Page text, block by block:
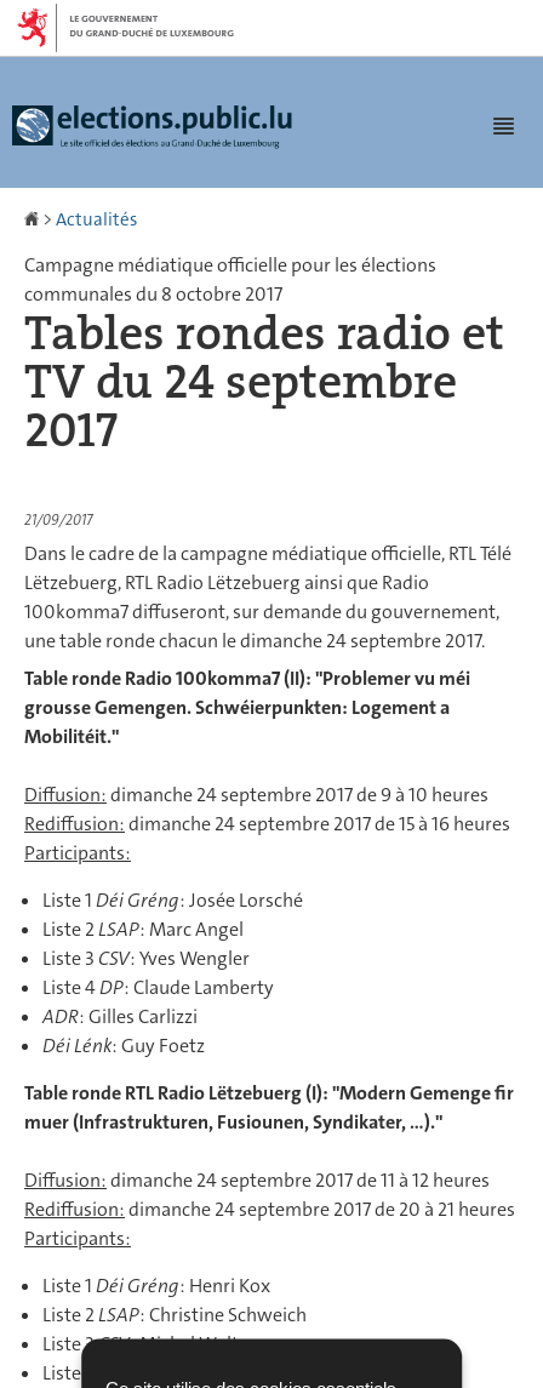
Aller
navigation
Aller
Accueil
> Actualités
Campagne médiatique officielle pour les élections
communales du 8 octobre 2017
Tables rondes radio et
TV du 24 septembre
2017
21/09/2017
Dans le cadre de la campagne médiatique officielle, RTL Télé
Lëtzebuerg, RTL Radio Lëtzebuerg ainsi que Radio
100komma7 diffuseront, sur demande du gouvernement,
une table ronde chacun le dimanche 24 septembre 2017.
Table ronde Radio 100komma7 (II): "Problemer vu méi
grousse Gemengen. Schwéierpunkten: Logement a
Mobilitéit."
Diffusion:dimanche 24 septembre 2017 de 9 à 10 heures
Rediffusion:dimanche 24 septembre 2017 de 15 à 16 heures
Participants:
Liste 1Déi Gréng: Josée Lorsché
Liste 2LSAP: Marc Angel
Liste 3 CSV: Yves Wengler
Liste 4DP: Claude Lamberty
ADR: Gilles Carlizzi
Déi Lénk: Guy Foetz
Table ronde RTL Radio Lëtzebuerg (I): "Modern Gemenge fir
muer (Infrastrukturen, Fusiounen, Syndikater, …)."
Diffusion:dimanche 24 septembre 2017 de 11 à 12 heures
Rediffusion:dimanche 24 septembre 2017 de 20 à 21 heures
Participants:
Liste 1Déi Gréng: Henri Kox
Liste 2LSAP: Christine Schweich
Liste 3CSV: Michel Wolter
Liste 4